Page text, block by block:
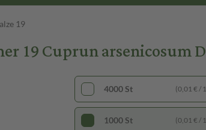
19
19 Cuprun arsenicosum
4000 St (0,01 € /
1000 St (0,01 € /